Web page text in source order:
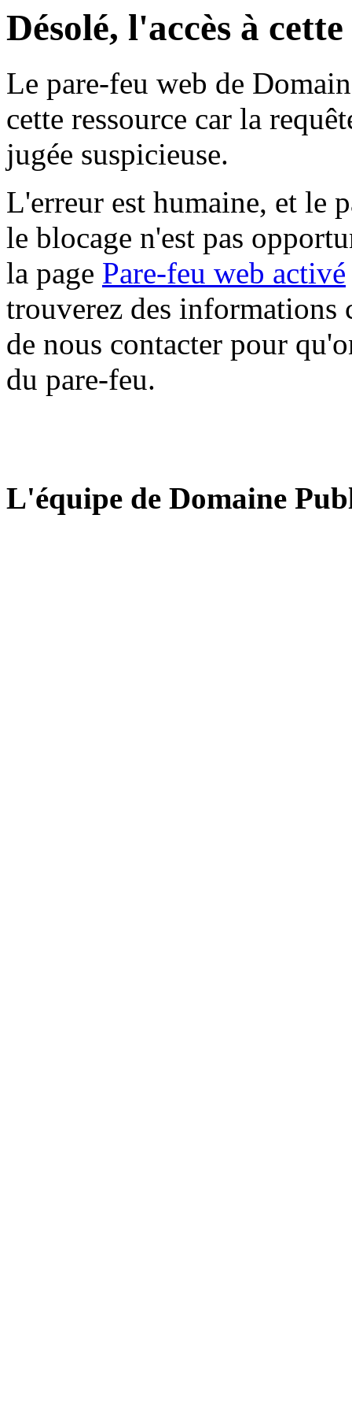
Désolé, l'accès à
Le pare-feu web de
cette ressource car la
jugée suspicieuse.
L'erreur est humaine, et le
le blocage n'est pas
la page Pare-feu web activé
trouverez des informations
de nous contacter pour
du pare-feu.
L'équipe de Domaine